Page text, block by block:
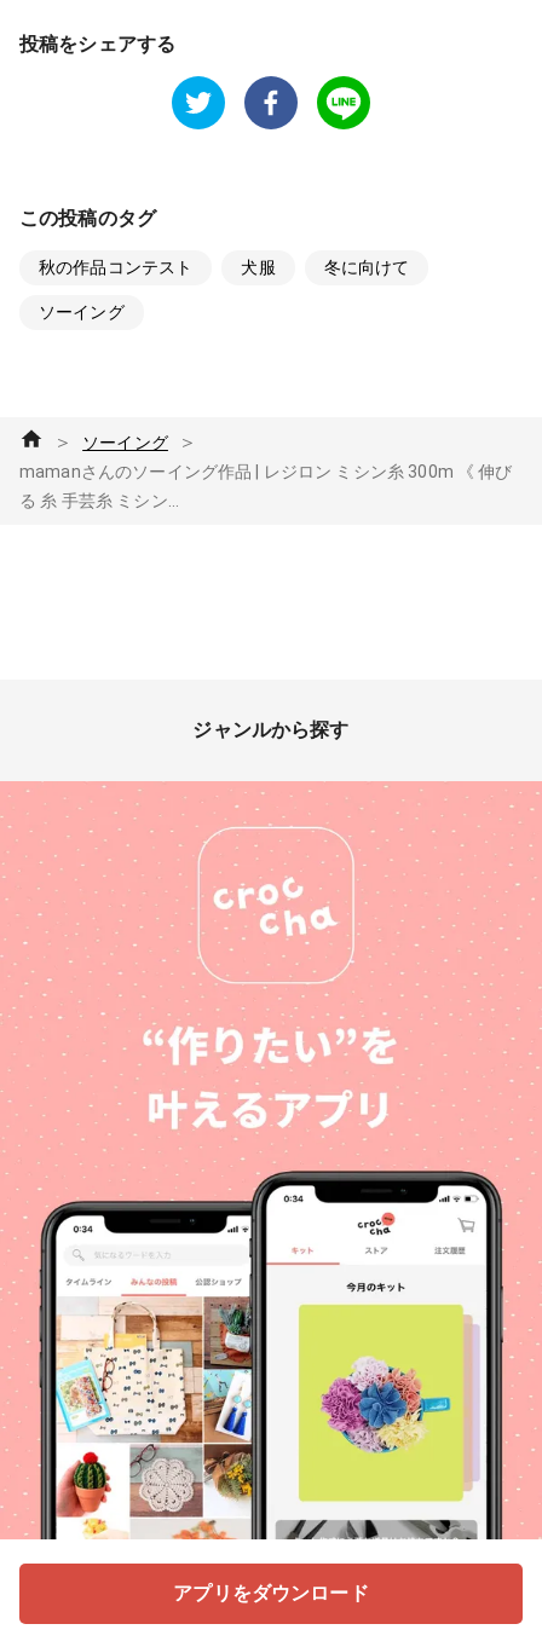
投稿をシェアする
この投稿のタグ
秋の作品コンテスト 犬服 冬に向けて
ソーイング
＞ ソーイング ＞
mamanさんのソーイング作品 | レジロン ミシン糸 300m 《 伸び
る 糸 手芸糸 ミシン...
ジャンルから探す
アプリをダウンロード